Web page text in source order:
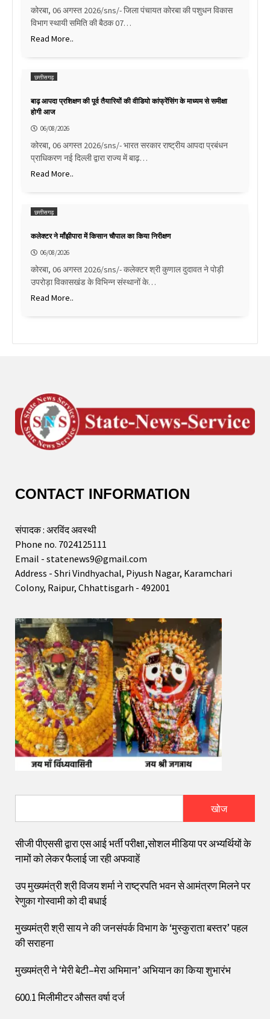
कोरबा, 06 अगस्त 2026/sns/- जिला पंचायत कोरबा की पशुधन विकास
विभाग स्थायी समिति की बैठक 07…
Read More..
छत्तीसगढ़
बाढ़ आपदा प्रशिक्षण की पूर्व तैयारियों की वीडियो कांफ्रेंसिंग के माध्यम से समीक्षा
होगी आज
06/08/2026
कोरबा, 06 अगस्त 2026/sns/- भारत सरकार राष्ट्रीय आपदा प्रबंधन
प्राधिकरण नई दिल्ली द्वारा राज्य में बाढ़…
Read More..
छत्तीसगढ़
कलेक्टर ने माँझीपारा में किसान चौपाल का किया निरीक्षण
06/08/2026
कोरबा, 06 अगस्त 2026/sns/- कलेक्टर श्री कुणाल दुदावत ने पोड़ी
उपरोड़ा विकासखंड के विभिन्न संस्थानों के…
Read More..
CONTACT INFORMATION
संपादक : अरविंद अवस्थी
Phone no. 7024125111
Email - statenews9@gmail.com
Address - Shri Vindhyachal, Piyush Nagar, Karamchari
Colony, Raipur, Chhattisgarh - 492001
खोज
सीजी पीएससी द्वारा एस आई भर्ती परीक्षा,सोशल मीडिया पर अभ्यर्थियों के
नामों को लेकर फैलाई जा रही अफवाहें
उप मुख्यमंत्री श्री विजय शर्मा ने राष्ट्रपति भवन से आमंत्रण मिलने पर
रेणुका गोस्वामी को दी बधाई
मुख्यमंत्री श्री साय ने की जनसंपर्क विभाग के ‘मुस्कुराता बस्तर’ पहल
की सराहना
मुख्यमंत्री ने ‘मेरी बेटी–मेरा अभिमान’ अभियान का किया शुभारंभ
600.1 मिलीमीटर औसत वर्षा दर्ज